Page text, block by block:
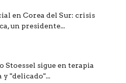
en Corea del Sur: crisis
un presidente...
Stoessel sigue en terapia
"delicado"...